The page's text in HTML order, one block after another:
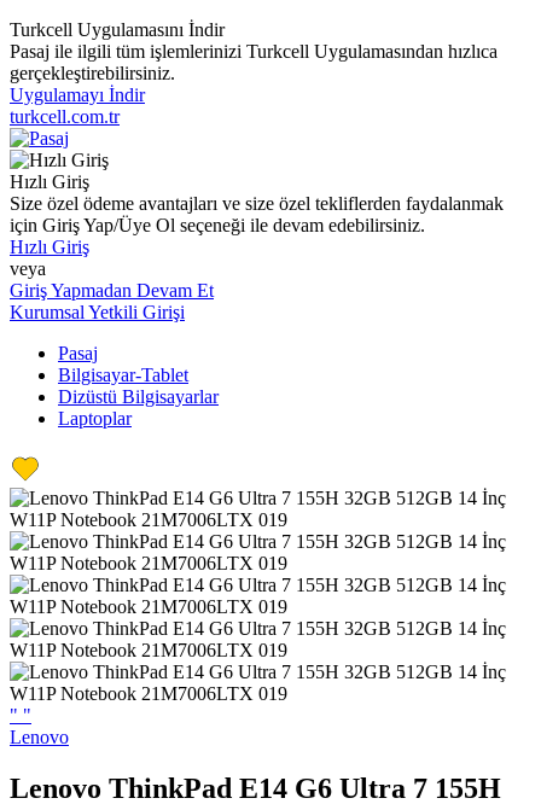
Turkcell Uygulamasını İndir
Pasaj ile ilgili tüm işlemlerinizi Turkcell Uygulamasından hızlıca
gerçekleştirebilirsiniz.
Uygulamayı İndir
turkcell.com.tr
Hızlı Giriş
Size özel ödeme avantajları ve size özel tekliflerden faydalanmak
için Giriş Yap/Üye Ol seçeneği ile devam edebilirsiniz.
Hızlı Giriş
veya
Giriş Yapmadan Devam Et
Kurumsal Yetkili Girişi
Pasaj
Bilgisayar-Tablet
Dizüstü Bilgisayarlar
Laptoplar
" "
Lenovo
Lenovo ThinkPad E14 G6 Ultra 7 155H